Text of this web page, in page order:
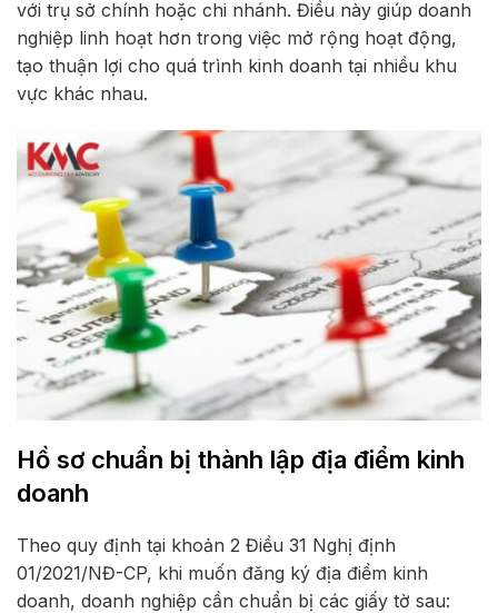
với trụ sở chính hoặc chi nhánh. Điều này giúp doanh
nghiệp linh hoạt hơn trong việc mở rộng hoạt động,
tạo thuận lợi cho quá trình kinh doanh tại nhiều khu
vực khác nhau.
Hồ sơ chuẩn bị thành lập địa điểm kinh
doanh
Theo quy định tại khoản 2 Điều 31 Nghị định
01/2021/NĐ-CP, khi muốn đăng ký địa điểm kinh
doanh, doanh nghiệp cần chuẩn bị các giấy tờ sau: